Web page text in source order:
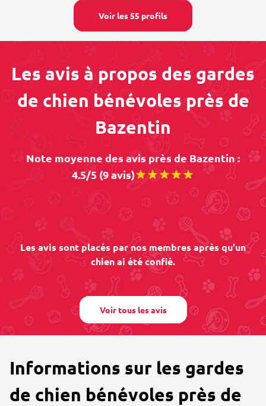
Voir les 55 profils
Les avis à propos des gardes
de chien bénévoles près de
Bazentin
Note moyenne des avis près de Bazentin :
4.5/5 (9 avis)
Les avis sont placés par nos membres après qu'un
chien ai été confié.
Voir tous les avis
Informations sur les gardes
de chien bénévoles près de